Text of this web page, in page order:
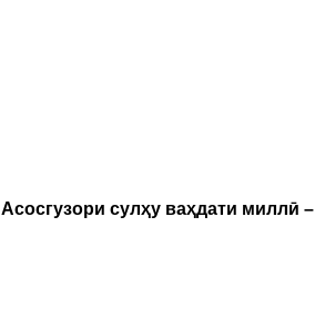
Асосгузори сулҳу ваҳдати